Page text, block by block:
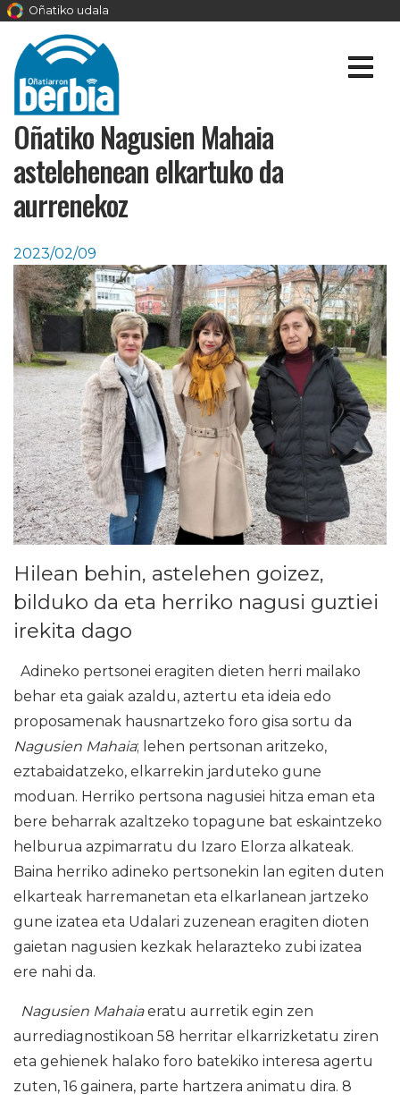
Oñatiko udala
Oñatiko Nagusien Mahaia
astelehenean elkartuko da
aurrenekoz
2023/02/09
Hilean behin, astelehen goizez,
bilduko da eta herriko nagusi guztiei
irekita dago
Adineko pertsonei eragiten dieten herri mailako
behar eta gaiak azaldu, aztertu eta ideia edo
proposamenak hausnartzeko foro gisa sortu da
Nagusien Mahaia; lehen pertsonan aritzeko,
eztabaidatzeko, elkarrekin jarduteko gune
moduan. Herriko pertsona nagusiei hitza eman eta
bere beharrak azaltzeko topagune bat eskaintzeko
helburua azpimarratu du Izaro Elorza alkateak.
Baina herriko adineko pertsonekin lan egiten duten
elkarteak harremanetan eta elkarlanean jartzeko
gune izatea eta Udalari zuzenean eragiten dioten
gaietan nagusien kezkak helarazteko zubi izatea
ere nahi da.
Nagusien Mahaiaeratu aurretik egin zen
aurrediagnostikoan 58 herritar elkarrizketatu ziren
eta gehienek halako foro batekiko interesa agertu
zuten, 16 gainera, parte hartzera animatu dira. 8